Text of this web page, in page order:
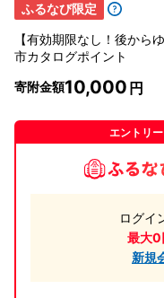
ふるなび限定
【有効期限なし！後から
市カタログポイント
寄附金額10,000
エントリ
ログイ
最大0
新規